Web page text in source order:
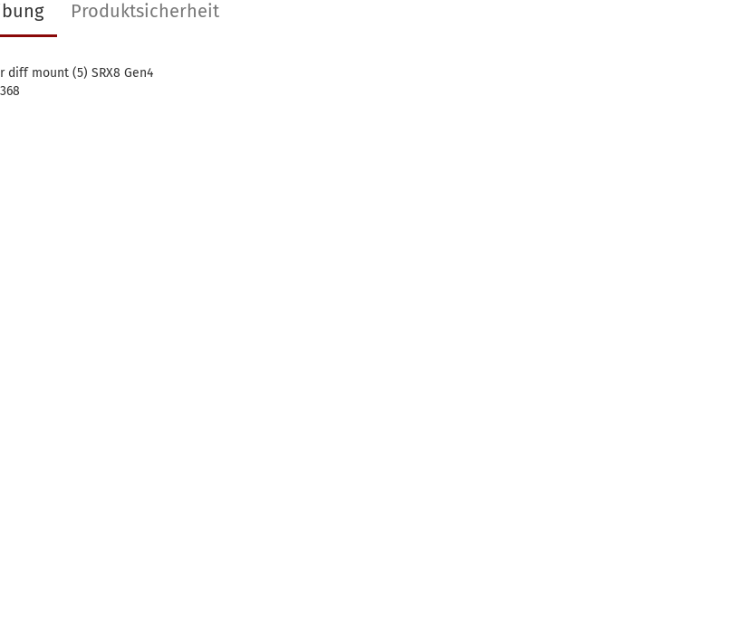
Produktsicherheit
diff mount (5) SRX8 Gen4